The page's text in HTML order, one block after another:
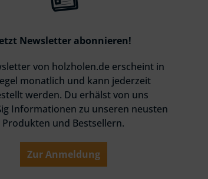
Newsletter abonnieren!
von holzholen.de erscheint in
monatlich und kann jederzeit
werden. Du erhälst von uns
Informationen zu unseren neusten
Produkten und Bestsellern.
Zur Anmeldung